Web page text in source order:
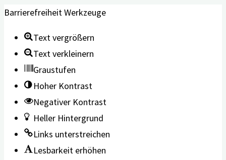
Barrierefreiheit Werkzeuge
Text vergrößern
Text verkleinern
Graustufen
Hoher Kontrast
Negativer Kontrast
Heller Hintergrund
Links unterstreichen
Lesbarkeit erhöhen